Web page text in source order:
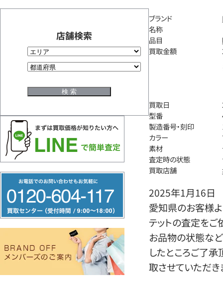
店舗検索
リ
ー
ヤ
ブランド
名称
品目
買取金額
買取日
型番
製造番号・刻印
カラー
素材
査定時の状態
買取店舗
2025年1月16日
愛知県のお客様
テットの査定をご
お品物の状態など
したところご了
取させていただき